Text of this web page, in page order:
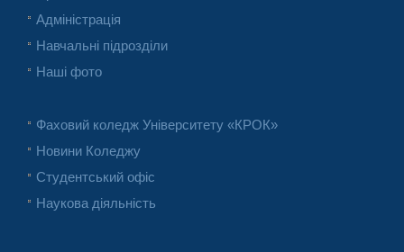
Адміністрація
Навчальні підрозділи
Наші фото
Фаховий коледж Університету «КРОК»
Новини Коледжу
Студентський офіс
Наукова діяльність